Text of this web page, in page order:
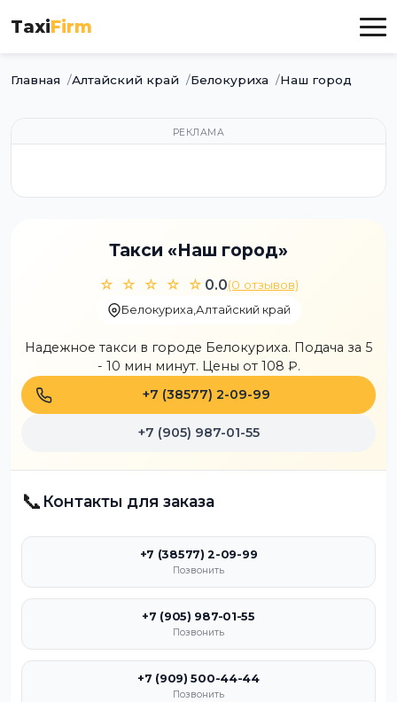
TaxiFirm
Главная Алтайский край Белокуриха Наш город
РЕКЛАМА
Такси «Наш город»
☆ ☆ ☆ ☆ ☆ 0.0(0 отзывов)
Белокуриха,Алтайский край
Надежное такси в городе Белокуриха. Подача за 5
- 10 мин минут. Цены от 108 ₽.
+7 (38577) 2-09-99
+7 (905) 987-01-55
📞 Контакты для заказа
+7 (38577) 2-09-99
Позвонить
+7 (905) 987-01-55
Позвонить
+7 (909) 500-44-44
Позвонить